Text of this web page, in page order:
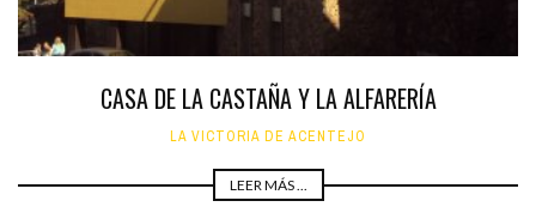
CASA DE LA CASTAÑA Y LA ALFARERÍA
LA VICTORIA DE ACENTEJO
LEER MÁS ...